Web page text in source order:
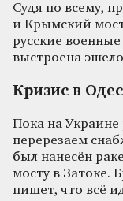
Судя по всему,
и Крымский
русские
выстроена
Кризис в
Пока на
перерезаем
был нанесён
мосту в Затоке.
пишет, что всё